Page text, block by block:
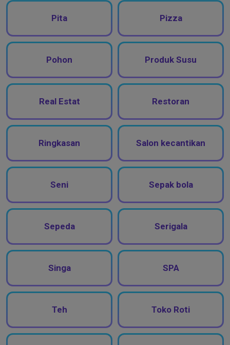
Pita Pizza
Pohon Produk Susu
Real Estat Restoran
Ringkasan Salon kecantikan
Seni Sepak bola
Sepeda Serigala
Singa SPA
Teh Toko Roti